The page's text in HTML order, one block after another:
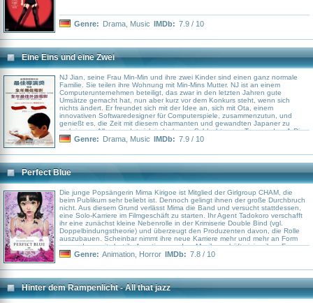
Genre: Drama Music IMDb: 7.9 / 10
Eine Eins und eine Zwei
NJ Jian, seine Frau Min-Min und ihre zwei Kinder sind einen ganz normale
Familie. Sie teilen ihre Wohnung mit Min-Mins Mutter. NJ ist an einem
Computerunternehmen beteiligt, das zwar in den letzten Jahren gute
Umsätze gemacht hat, nun aber kurz vor dem Konkurs steht, wenn sich
nichts ändert. Er freundet sich mit der Idee an, sich mit Ota, einem
innovativen Softwaredesigner für Computerspiele, zusammenzutun, und
genießt es, die Zeit mit diesem charmanten und gewandten Japaner zu
verbringen. Alles wendet sich jedoch zum Schlechten am Tag, an dem A-Di,
der Bruder von Mi-Mi, heiratet. An diesem Tag erleidet Mi Mis Mutter einen
wo sie in ein Koma fällt, aus dem sie nie wieder erwachen wird. Ebenfalls an
diesem Tag begegnet A-Di Sherry, seiner Jugendliebe, die nun verheiratet ist
und die er seit 20 Jahren nicht mehr gesehen hat ...
Genre: Drama Music IMDb: 7.9 / 10
Perfect Blue
Die junge Popsängerin Mima Kirigoe ist Mitglied der Girlgroup CHAM, die
beim Publikum sehr beliebt ist. Dennoch gelingt ihnen der große Durchbruch
nicht. Aus diesem Grund verlässt Mima die Band und versucht stattdessen,
eine Solo-Karriere im Filmgeschäft zu starten. Ihr Agent Tadokoro verschafft
ihr eine zunächst kleine Nebenrolle in der Krimiserie Double Bind (vgl.
Doppelbindungstheorie) und überzeugt den Produzenten davon, die Rolle
auszubauen. Scheinbar nimmt ihre neue Karriere mehr und mehr an Form
an, andererseits hat ihr Ausstieg aus dem Musikgeschäft einige ihrer Fans
scheinbar so sehr verstimmt, dass sie außer Fanpost nun auch Drohbriefe
Genre: Animation Horror IMDb: 7.8 / 10
Hinter dem Rampenlicht - All that jazz